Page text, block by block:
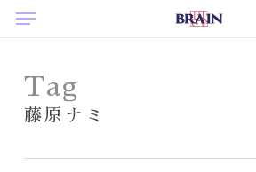
Skip
content
Menu
Tag
藤原ナミ